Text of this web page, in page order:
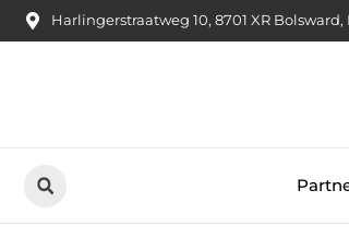
Harlingerstraatweg 10, 8701 XR